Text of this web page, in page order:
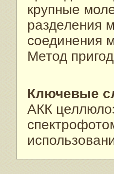
крупные
разделения
соединения
Метод
Ключевые
АКК